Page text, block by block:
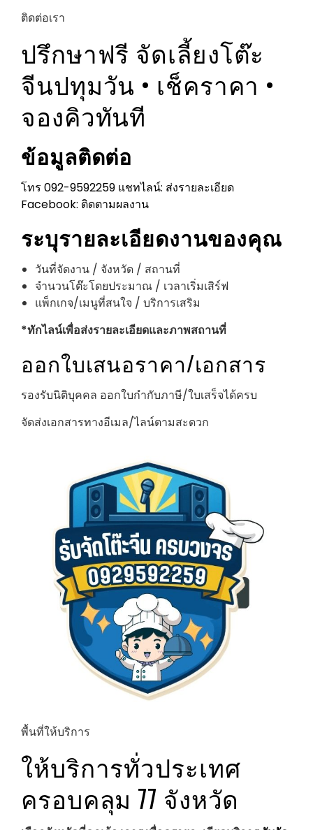
ติดต่อเรา
ปรึกษาฟรี จัดเลี้ยงโต๊ะ
จีนปทุมวัน • เช็คราคา •
จองคิวทันที
ข้อมูลติดต่อ
โทร 092-9592259 แชทไลน์: ส่งรายละเอียด
Facebook: ติดตามผลงาน
ระบุรายละเอียดงานของคุณ
วันที่จัดงาน / จังหวัด / สถานที่
จำนวนโต๊ะโดยประมาณ / เวลาเริ่มเสิร์ฟ
แพ็กเกจ/เมนูที่สนใจ / บริการเสริม
*ทักไลน์เพื่อส่งรายละเอียดและภาพสถานที่
ออกใบเสนอราคา/เอกสาร
รองรับนิติบุคคล ออกใบกำกับภาษี/ใบเสร็จได้ครบ
จัดส่งเอกสารทางอีเมล/ไลน์ตามสะดวก
พื้นที่ให้บริการ
ให้บริการทั่วประเทศ
ครอบคลุม 77 จังหวัด